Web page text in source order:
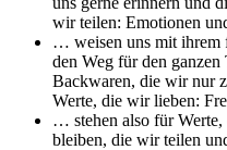
wir teilen: Emotionen
… weisen uns mit ihrem
den Weg für den
Backwaren, die wir nur
Werte, die wir lieben:
… stehen also für
bleiben, die wir teilen